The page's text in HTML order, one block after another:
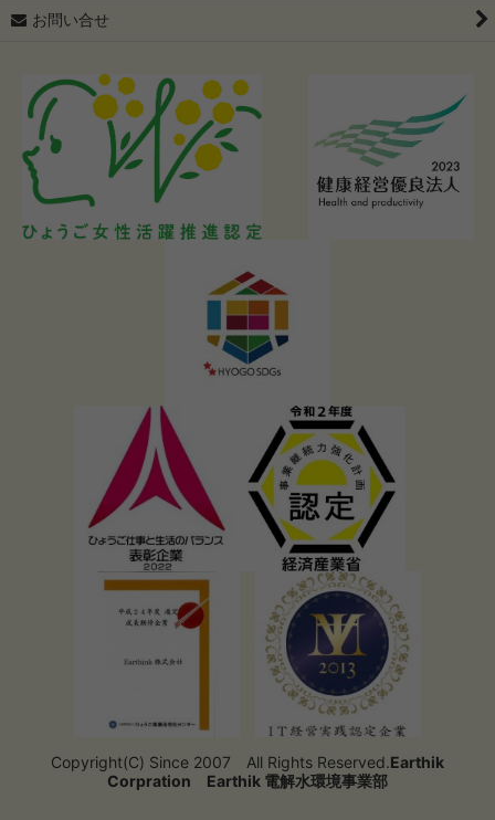
お問い合せ
Copyright(C) Since 2007 All Rights Reserved.Earthik
Corpration
Earthik 電解水環境事業部